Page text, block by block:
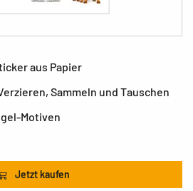
aus Papier
Sammeln und Tauschen
Motiven
Jetzt kaufen